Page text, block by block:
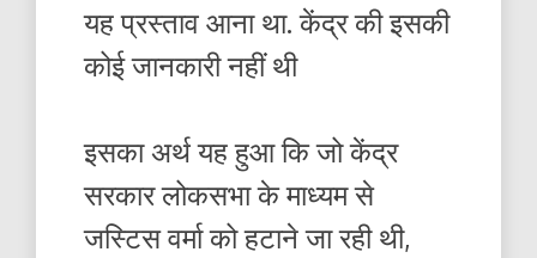
यह प्रस्ताव आना था. केंद्र की इसकी
कोई जानकारी नहीं थी
इसका अर्थ यह हुआ कि जो केंद्र
सरकार लोकसभा के माध्यम से
जस्टिस वर्मा को हटाने जा रही थी,